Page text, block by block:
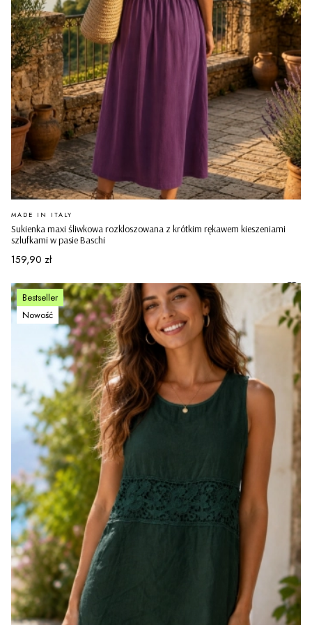
Sukienka maxi śliwkowa rozkloszowana z krótkim rękawem kieszeniami
szlufkami w pasie Baschi
PRODUCENT
MADE IN ITALY
Cena
159,90 zł
Bestseller
Nowość